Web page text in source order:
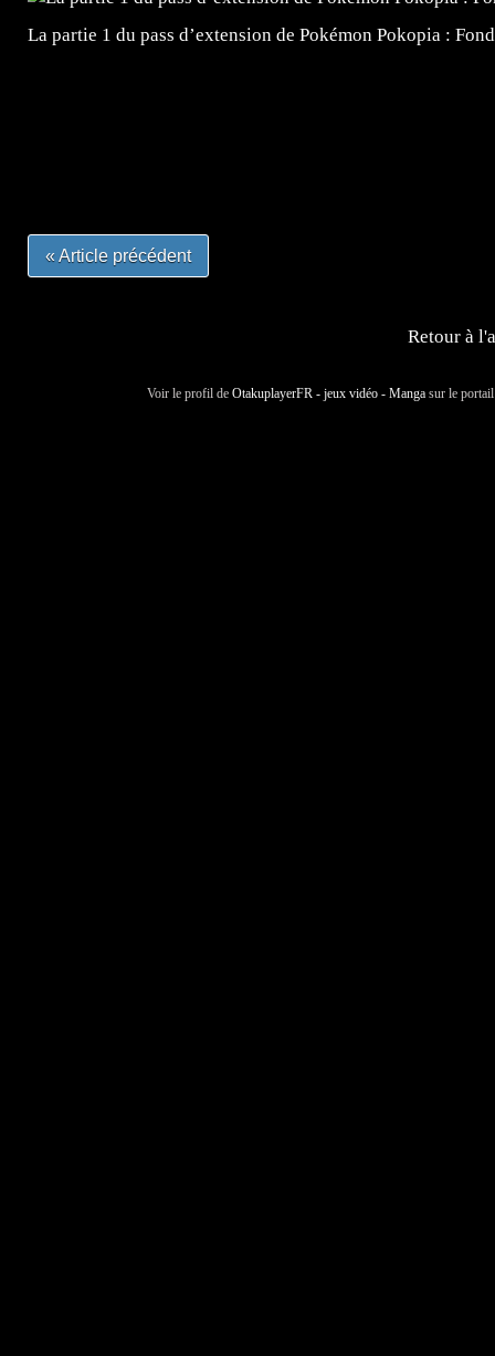
La partie 1 du pass d’extension de Pokémon Pokopia :
« Article précédent
Retour à
Voir le profil de OtakuplayerFR - jeux vidéo - Manga sur le